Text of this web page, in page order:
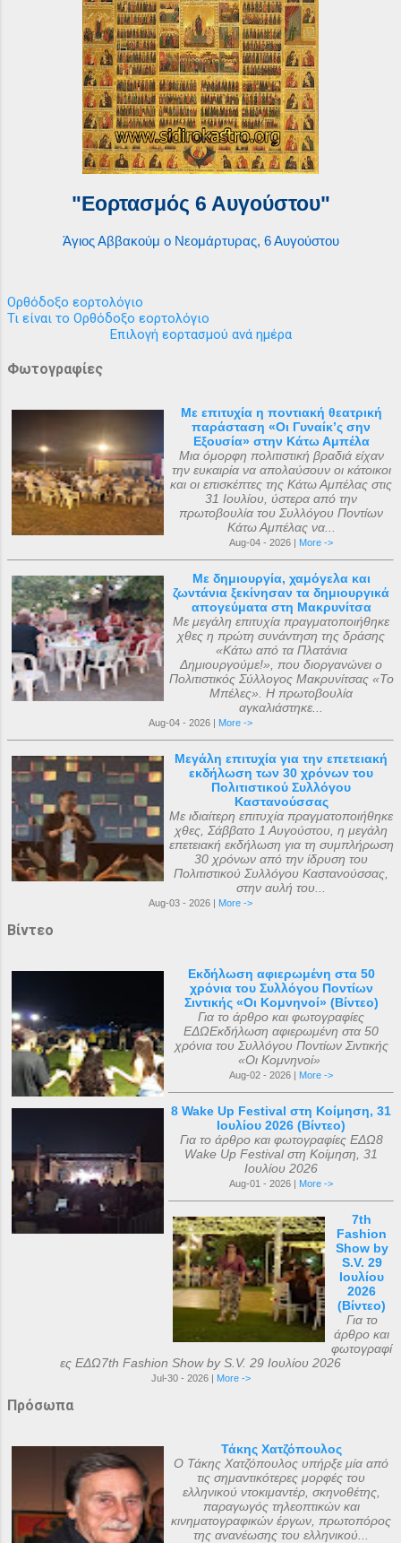
"Εορτασμός 6 Αυγούστου"
Άγιος Αββακούμ ο Νεομάρτυρας, 6 Αυγούστου
Ορθόδοξο εορτολόγιο
Τι είναι το Ορθόδοξο εορτολόγιο
Επιλογή εορτασμού ανά ημέρα
Φωτογραφίες
Με επιτυχία η ποντιακή θεατρική
παράσταση «Οι Γυναίκ’ς σην
Εξουσία» στην Κάτω Αμπέλα
Μια όμορφη πολιτιστική βραδιά είχαν
την ευκαιρία να απολαύσουν οι κάτοικοι
και οι επισκέπτες της Κάτω Αμπέλας στις
31 Ιουλίου, ύστερα από την
πρωτοβουλία του Συλλόγου Ποντίων
Κάτω Αμπέλας να...
Aug-04 - 2026 | More ->
Με δημιουργία, χαμόγελα και
ζωντάνια ξεκίνησαν τα δημιουργικά
απογεύματα στη Μακρυνίτσα
Με μεγάλη επιτυχία πραγματοποιήθηκε
χθες η πρώτη συνάντηση της δράσης
«Κάτω από τα Πλατάνια
Δημιουργούμε!», που διοργανώνει ο
Πολιτιστικός Σύλλογος Μακρυνίτσας «Το
Μπέλες». Η πρωτοβουλία
αγκαλιάστηκε...
Aug-04 - 2026 | More ->
Μεγάλη επιτυχία για την επετειακή
εκδήλωση των 30 χρόνων του
Πολιτιστικού Συλλόγου
Καστανούσσας
Με ιδιαίτερη επιτυχία πραγματοποιήθηκε
χθες, Σάββατο 1 Αυγούστου, η μεγάλη
επετειακή εκδήλωση για τη συμπλήρωση
30 χρόνων από την ίδρυση του
Πολιτιστικού Συλλόγου Καστανούσσας,
στην αυλή του...
Aug-03 - 2026 | More ->
Βίντεο
Εκδήλωση αφιερωμένη στα 50
χρόνια του Συλλόγου Ποντίων
Σιντικής «Οι Κομνηνοί» (Βίντεο)
Για το άρθρο και φωτογραφίες
ΕΔΩΕκδήλωση αφιερωμένη στα 50
χρόνια του Συλλόγου Ποντίων Σιντικής
«Οι Κομνηνοί»
Aug-02 - 2026 | More ->
8 Wake Up Festival στη Κοίμηση, 31
Ιουλίου 2026 (Βίντεο)
Για το άρθρο και φωτογραφίες ΕΔΩ8
Wake Up Festival στη Κοίμηση, 31
Ιουλίου 2026
Aug-01 - 2026 | More ->
7th
Fashion
Show by
S.V. 29
Ιουλίου
2026
(Βίντεο)
Για το
άρθρο και
φωτογραφί
ες ΕΔΩ7th Fashion Show by S.V. 29 Ιουλίου 2026
Jul-30 - 2026 | More ->
Πρόσωπα
Τάκης Χατζόπουλος
Ο Τάκης Χατζόπουλος υπήρξε μία από
τις σημαντικότερες μορφές του
ελληνικού ντοκιμαντέρ, σκηνοθέτης,
παραγωγός τηλεοπτικών και
κινηματογραφικών έργων, πρωτοπόρος
της ανανέωσης του ελληνικού...